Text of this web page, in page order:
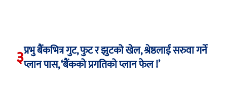
३प्रभु बैंकभित्र गुट, फुट र झुटको खेल, श्रेष्ठलाई सरुवा गर्ने
प्लान पास, ‘बैंकको प्रगतिको प्लान फेल !’